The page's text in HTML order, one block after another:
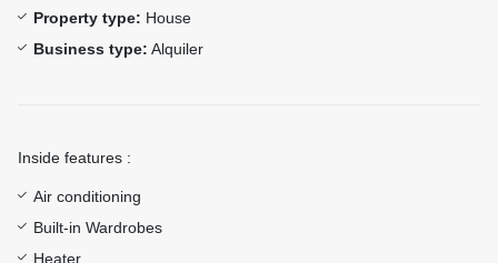
Property type: House
Business type: Alquiler
Inside features :
Air conditioning
Built-in Wardrobes
Heater